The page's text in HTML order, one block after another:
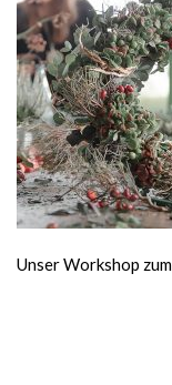
Unser Workshop